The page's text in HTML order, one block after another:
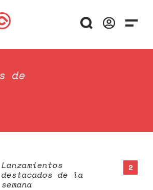
de
2
Lanzamientos
destacados de la
semana